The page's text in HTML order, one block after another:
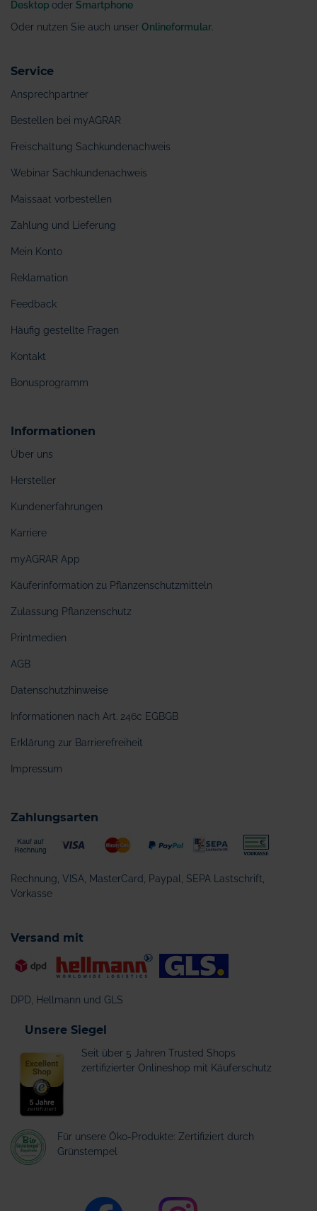
Desktop oder Smartphone
Oder nutzen Sie auch unser Onlineformular
Service
Ansprechpartner
Bestellen bei myAGRAR
Freischaltung Sachkundenachweis
Webinar Sachkundenachweis
Maissaat vorbestellen
Zahlung und Lieferung
Mein Konto
Reklamation
Feedback
Häufig gestellte Fragen
Kontakt
Bonusprogramm
Informationen
Über uns
Hersteller
Kundenerfahrungen
Karriere
myAGRAR App
Käuferinformation zu Pflanzenschutzmitteln
Zulassung Pflanzenschutz
Printmedien
AGB
Datenschutzhinweise
Informationen nach Art. 246c EGBGB
Erklärung zur Barrierefreiheit
Impressum
Zahlungsarten
Rechnung, VISA, MasterCard, Paypal, SEPA Lastschrift,
Vorkasse
Versand mit
DPD, Hellmann und GLS
Unsere Siegel
Seit über 5 Jahren Trusted Shops
zertifizierter Onlineshop mit Käuferschutz
Für unsere Öko-Produkte: Zertifiziert durch
Grünstempel